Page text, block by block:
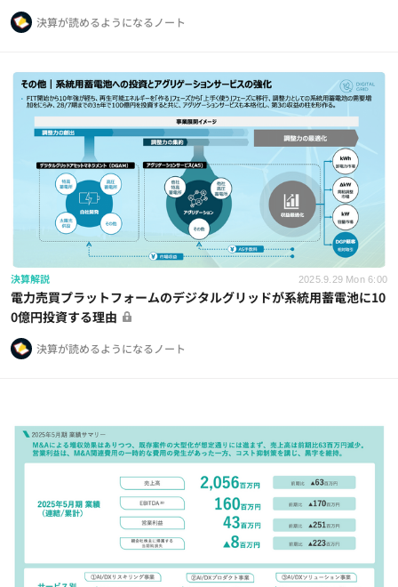
決算が読めるようになるノート
決算解説 2025.9.29 Mon 6:00
電力売買プラットフォームのデジタルグリッドが系統用蓄電池に10
0億円投資する理由
決算が読めるようになるノート